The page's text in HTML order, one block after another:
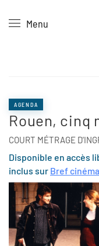
Skip to main content
Menu
AGENDA
Rouen, cinq
COURT MÉTRAGE
Disponible en accès
inclus sur Bref cinéma
Panneau de gestion